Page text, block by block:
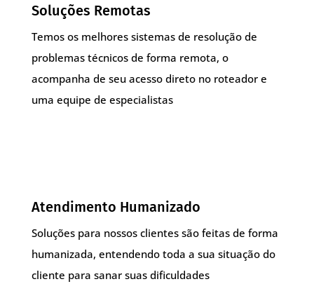
Soluções Remotas
Temos os melhores sistemas de resolução de
problemas técnicos de forma remota, o
acompanha de seu acesso direto no roteador e
uma equipe de especialistas
Atendimento Humanizado
Soluções para nossos clientes são feitas de forma
humanizada, entendendo toda a sua situação do
cliente para sanar suas dificuldades